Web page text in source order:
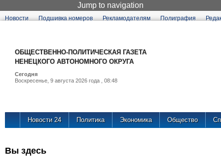
Jump to navigation
Новости Подшивка номеров Рекламодателям Полиграфия
ОБЩЕСТВЕННО-ПОЛИТИЧЕСКАЯ ГАЗЕТА
НЕНЕЦКОГО АВТОНОМНОГО ОКРУГА
Сегодня
Воскресенье, 9 августа 2026 года , 08:48
Новости 24 Политика Экономика Общество
Вы здесь